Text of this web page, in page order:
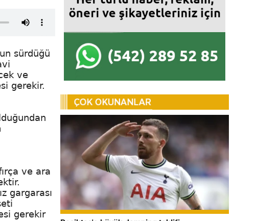
sürdüğü
ve
gerekir.
ve ara
gargarası
gerekir